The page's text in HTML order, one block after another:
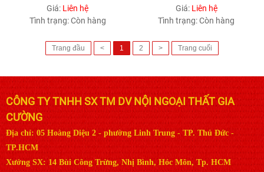
Giá: Liên hệ
Tình trạng:Còn hàng
Giá: Liên hệ
Tình trạng:Còn hàng
Trang đầu < 1 2 > Trang cuối
CÔNG TY TNHH SX TM DV NỘI NGOẠI THẤT GIA
CƯỜNG
Địa chỉ: 05 Hoàng Diệu 2 - phường Linh Trung - TP. Thủ Đức -
TP.HCM
Xưởng SX: 14 Bùi Công Trừng, Nhị Bình, Hóc Môn, Tp. HCM